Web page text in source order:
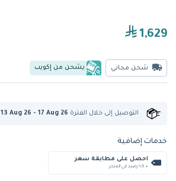
1,629
شحن مجاني يشحن من إكويب
التوصيل إلى خلال الفترة 13 Aug 26 - 17 Aug 26
خدمات إضافية
احصل على مطابقة سعر
+ %5 رصيد في المتجر